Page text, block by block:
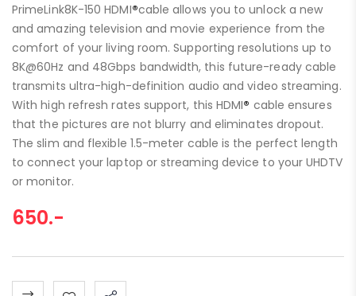
PrimeLink8K-150 HDMI®cable allows you to unlock a new
and amazing television and movie experience from the
comfort of your living room. Supporting resolutions up to
8K@60Hz and 48Gbps bandwidth, this future-ready cable
transmits ultra-high-definition audio and video streaming.
With high refresh rates support, this HDMI® cable ensures
that the pictures are not blurry and eliminates dropout.
The slim and flexible 1.5-meter cable is the perfect length
to connect your laptop or streaming device to your UHDTV
or monitor.
650.-